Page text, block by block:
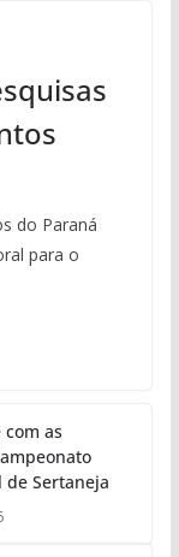
do Paraná
para o
as
Sertaneja